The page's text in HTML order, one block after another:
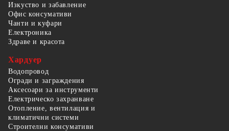
Изкуство и забавление
Офис консумативи
Чанти и куфари
Електроника
Здраве и красота
Хардуер
Водопровод
Огради и заграждения
Аксесоари за инструменти
Електрическо захранване
Отопление, вентилация и
климатични системи
Строителни консумативи